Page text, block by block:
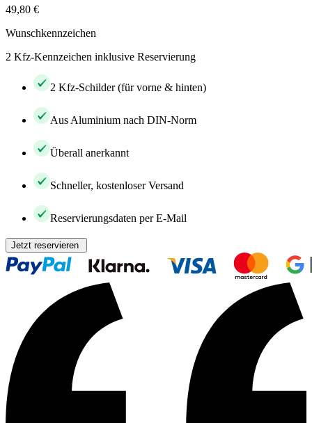
49,80 €
Wunschkennzeichen
2 Kfz-Kennzeichen inklusive Reservierung
2 Kfz-Schilder (für vorne & hinten)
Aus Aluminium nach DIN-Norm
Überall anerkannt
Schneller, kostenloser Versand
Reservierungsdaten per E-Mail
Jetzt reservieren